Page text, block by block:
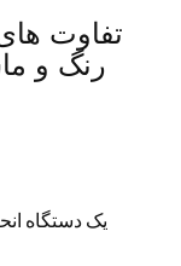
تفاوت
رنگ و
یک دستگاه